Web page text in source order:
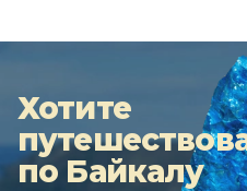
Хотите
по Байкалу